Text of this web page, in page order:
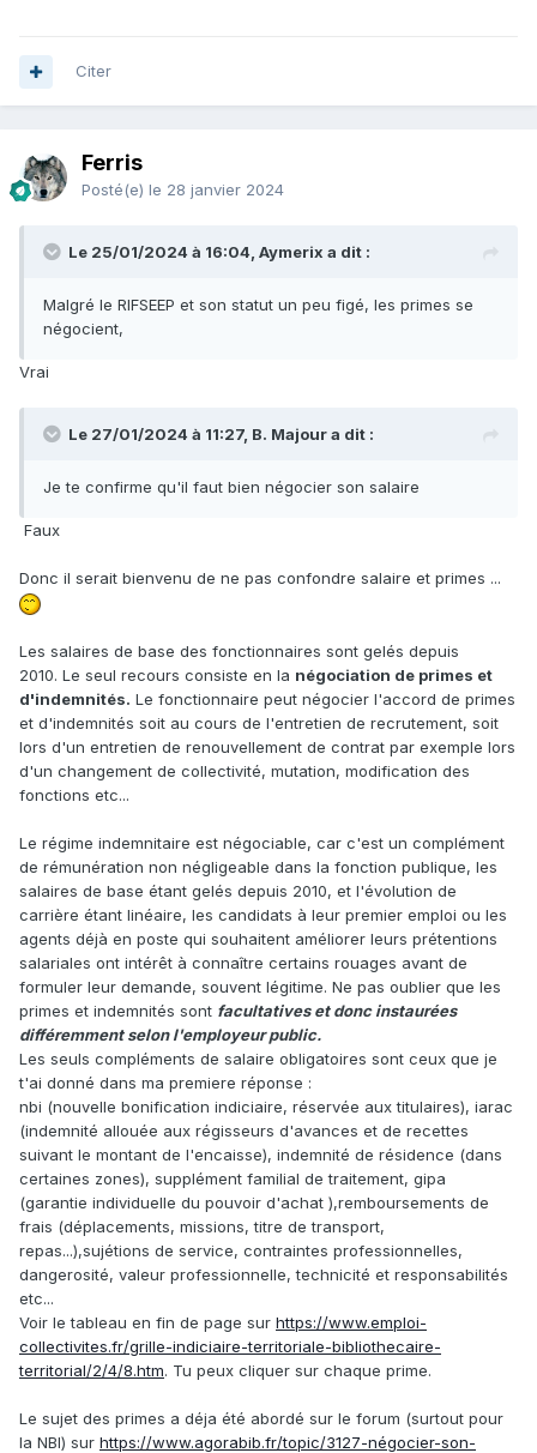
Citer
Ferris
Posté(e) le 28 janvier 2024
Le 25/01/2024 à 16:04, Aymerix a dit :
Malgré le RIFSEEP et son statut un peu figé, les primes se
négocient,
Vrai
Le 27/01/2024 à 11:27, B. Majour a dit :
Je te confirme qu'il faut bien négocier son salaire
Faux
Donc il serait bienvenu de ne pas confondre salaire et primes ...
Les salaires de base des fonctionnaires sont gelés depuis
2010. Le seul recours consiste en la négociation de primes et
d'indemnités. Le fonctionnaire peut négocier l'accord de primes
et d'indemnités soit au cours de l'entretien de recrutement, soit
lors d'un entretien de renouvellement de contrat par exemple lors
d'un changement de collectivité, mutation, modification des
fonctions etc...
Le régime indemnitaire est négociable, car c'est un complément
de rémunération non négligeable dans la fonction publique, les
salaires de base étant gelés depuis 2010, et l'évolution de
carrière étant linéaire, les candidats à leur premier emploi ou les
agents déjà en poste qui souhaitent améliorer leurs prétentions
salariales ont intérêt à connaître certains rouages avant de
formuler leur demande, souvent légitime. Ne pas oublier que les
primes et indemnités sont facultatives et donc instaurées
différemment selon l'employeur public.
Les seuls compléments de salaire obligatoires sont ceux que je
t'ai donné dans ma premiere réponse :
nbi (nouvelle bonification indiciaire, réservée aux titulaires), iarac
(indemnité allouée aux régisseurs d'avances et de recettes
suivant le montant de l'encaisse), indemnité de résidence (dans
certaines zones), supplément familial de traitement, gipa
(garantie individuelle du pouvoir d'achat ),remboursements de
frais (déplacements, missions, titre de transport,
repas...),sujétions de service, contraintes professionnelles,
dangerosité, valeur professionnelle, technicité et responsabilités
etc...
Voir le tableau en fin de page sur https://www.emploi-
collectivites.fr/grille-indiciaire-territoriale-bibliothecaire-
territorial/2/4/8.htm. Tu peux cliquer sur chaque prime.
Le sujet des primes a déja été abordé sur le forum (surtout pour
la NBI) sur https://www.agorabib.fr/topic/3127-négocier-son-